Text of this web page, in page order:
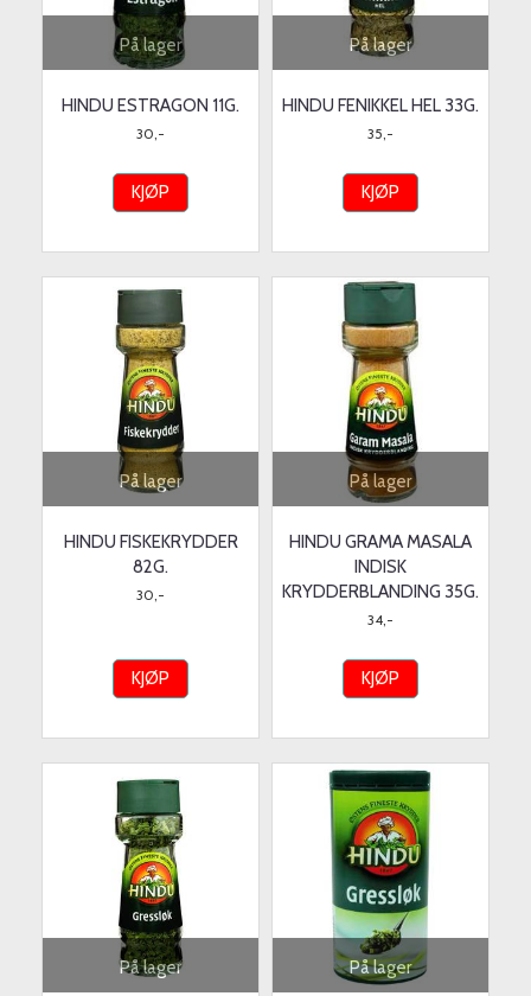
På lager
HINDU ESTRAGON 11G.
30,-
KJØP
På lager
HINDU FENIKKEL HEL 33G.
35,-
KJØP
På lager
HINDU FISKEKRYDDER
82G.
30,-
KJØP
På lager
HINDU GRAMA MASALA
INDISK
KRYDDERBLANDING 35G.
34,-
KJØP
På lager På lager